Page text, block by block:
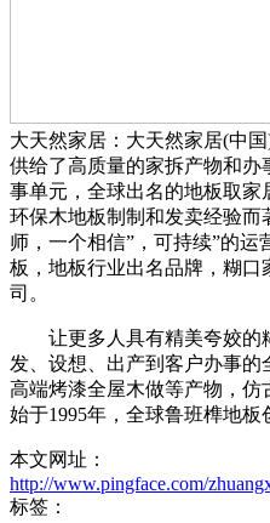
大天然家居‌：大天然家居(中
供给了高质量的家拆产物和
事单元，全球出名的地板取家
环保木地板制制和发卖经验而
师，一个相信”，可持续”的
板，地板行业出名品牌，‌糊
司。
让更多人具有精美夸姣的
发、设想、出产到客户办事的
高端烤漆全屋木做等产物，仿
始于1995年，全球鲁班榫地板
本文网址：
http://www.pingface.com/
标签：